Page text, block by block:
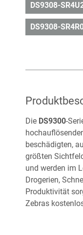
DS9308-
DS9308-
Die DS9300-
beschädigten,
größten
und werden im
Drogerien,
Produktivität
Zebras